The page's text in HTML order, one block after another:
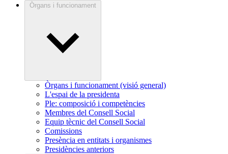
Òrgans i funcionament
Òrgans i funcionament (visió general)
L'espai de la presidenta
Ple: composició i competències
Membres del Consell Social
Equip tècnic del Consell Social
Comissions
Presència en entitats i organismes
Presidències anteriors